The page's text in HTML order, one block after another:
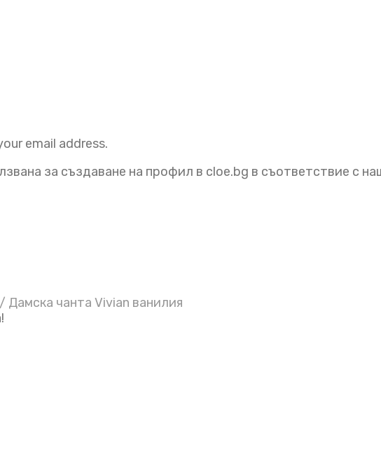
email address.
за създаване на профил в cloe.bg в съответствие с
/ Дамска чанта Vivian ванилия